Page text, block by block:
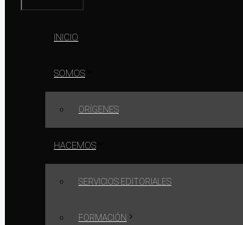
INICIO
SOMOS
ORÍGENES
HACEMOS
SERVICIOS EDITORIALES
FORMACIÓN